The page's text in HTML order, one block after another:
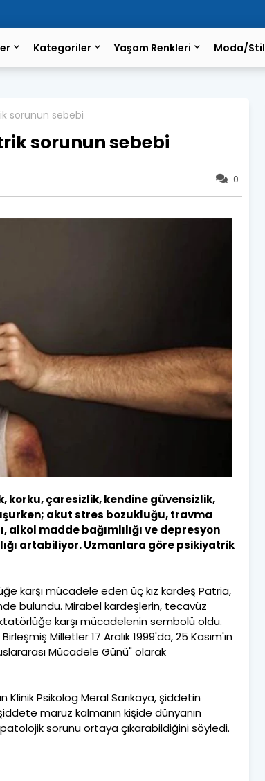
Kategoriler Yaşam Renkleri Moda/Stil
sorunun sebebi
sorunun sebebi
0
korku, çaresizlik, kendine güvensizlik,
akut stres bozukluğu, travma
madde bağımlılığı ve depresyon
artabiliyor. Uzmanlara göre psikiyatrik
karşı mücadele eden üç kız kardeş Patria,
bulundu. Mirabel kardeşlerin, tecavüz
karşı mücadelenin sembolü oldu.
Milletler 17 Aralık 1999'da, 25 Kasım'ın
Mücadele Günü" olarak
Klinik Psikolog Meral Sarıkaya, şiddetin
maruz kalmanın kişide dünyanın
sorunu ortaya çıkarabildiğini söyledi.